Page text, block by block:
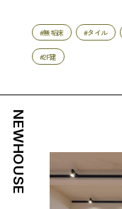
#無垢床 #タイル
#2F建
NEWHOUSE